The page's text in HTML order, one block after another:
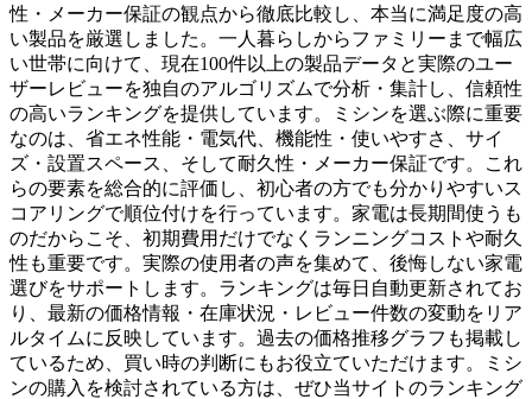
性・メーカー保証の観点から徹底比較し、本当に満足度の高
い製品を厳選しました。一人暮らしからファミリーまで幅広
い世帯に向けて、現在100件以上の製品データと実際のユー
ザーレビューを独自のアルゴリズムで分析・集計し、信頼性
の高いランキングを提供しています。ミシンを選ぶ際に重要
なのは、省エネ性能・電気代、機能性・使いやすさ、サイ
ズ・設置スペース、そして耐久性・メーカー保証です。これ
らの要素を総合的に評価し、初心者の方でも分かりやすいス
コアリングで順位付けを行っています。家電は長期間使うも
のだからこそ、初期費用だけでなくランニングコストや耐久
性も重要です。実際の使用者の声を集めて、後悔しない家電
選びをサポートします。ランキングは毎日自動更新されてお
り、最新の価格情報・在庫状況・レビュー件数の変動をリア
ルタイムに反映しています。過去の価格推移グラフも掲載し
ているため、買い時の判断にもお役立ていただけます。ミシ
ンの購入を検討されている方は、ぜひ当サイトのランキング